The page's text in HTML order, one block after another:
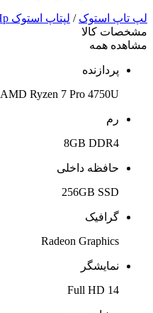
لپ تاپ استوک / لپتاپ استوک Hp
مشخصات کالا
مشاهده همه
پردازنده
AMD Ryzen 7 Pro 4750U
رم
8GB DDR4
حافظه داخلی
256GB SSD
گرافیک
Radeon Graphics
نمایشگر
14 Full HD